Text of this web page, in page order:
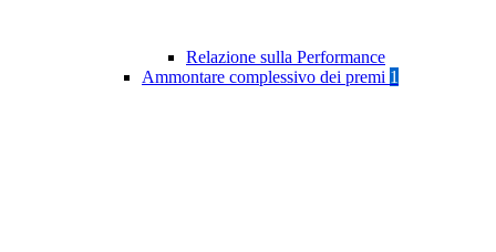
Relazione sulla Performance
Ammontare complessivo dei premi 1